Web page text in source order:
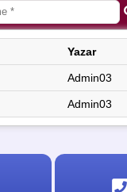
Yazar
Admin03
Admin03